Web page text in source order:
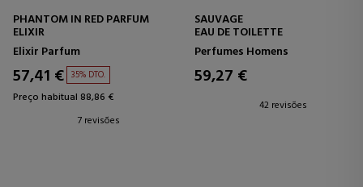
PHANTOM IN RED PARFUM
ELIXIR
Elixir Parfum
57,41 € 35% DTO.
Preço habitual 88,86 €
7 revisões
SAUVAGE
EAU DE TOILETTE
Perfumes Homens
59,27 €
42 revisões